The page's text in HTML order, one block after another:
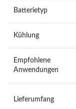
Batterietyp
Kühlung
Empfohlene
Anwendungen
Lieferumfang